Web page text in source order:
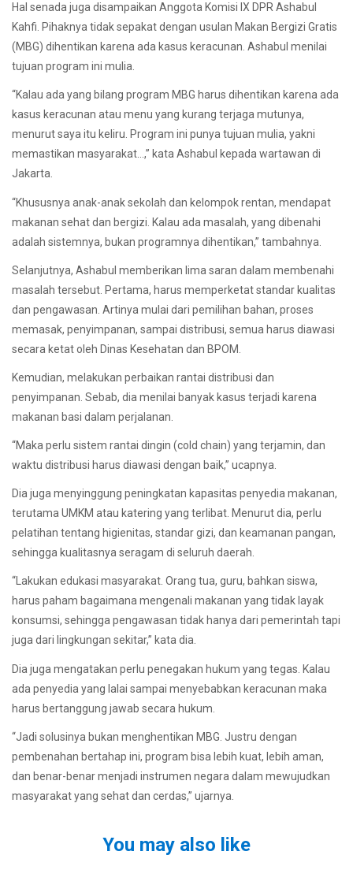
Hal senada juga disampaikan Anggota Komisi IX DPR Ashabul
Kahfi. Pihaknya tidak sepakat dengan usulan Makan Bergizi Gratis
(MBG) dihentikan karena ada kasus keracunan. Ashabul menilai
tujuan program ini mulia.
“Kalau ada yang bilang program MBG harus dihentikan karena ada
kasus keracunan atau menu yang kurang terjaga mutunya,
menurut saya itu keliru. Program ini punya tujuan mulia, yakni
memastikan masyarakat…,” kata Ashabul kepada wartawan di
Jakarta.
“Khususnya anak-anak sekolah dan kelompok rentan, mendapat
makanan sehat dan bergizi. Kalau ada masalah, yang dibenahi
adalah sistemnya, bukan programnya dihentikan,” tambahnya.
Selanjutnya, Ashabul memberikan lima saran dalam membenahi
masalah tersebut. Pertama, harus memperketat standar kualitas
dan pengawasan. Artinya mulai dari pemilihan bahan, proses
memasak, penyimpanan, sampai distribusi, semua harus diawasi
secara ketat oleh Dinas Kesehatan dan BPOM.
Kemudian, melakukan perbaikan rantai distribusi dan
penyimpanan. Sebab, dia menilai banyak kasus terjadi karena
makanan basi dalam perjalanan.
“Maka perlu sistem rantai dingin (cold chain) yang terjamin, dan
waktu distribusi harus diawasi dengan baik,” ucapnya.
Dia juga menyinggung peningkatan kapasitas penyedia makanan,
terutama UMKM atau katering yang terlibat. Menurut dia, perlu
pelatihan tentang higienitas, standar gizi, dan keamanan pangan,
sehingga kualitasnya seragam di seluruh daerah.
“Lakukan edukasi masyarakat. Orang tua, guru, bahkan siswa,
harus paham bagaimana mengenali makanan yang tidak layak
konsumsi, sehingga pengawasan tidak hanya dari pemerintah tapi
juga dari lingkungan sekitar,” kata dia.
Dia juga mengatakan perlu penegakan hukum yang tegas. Kalau
ada penyedia yang lalai sampai menyebabkan keracunan maka
harus bertanggung jawab secara hukum.
“Jadi solusinya bukan menghentikan MBG. Justru dengan
pembenahan bertahap ini, program bisa lebih kuat, lebih aman,
dan benar-benar menjadi instrumen negara dalam mewujudkan
masyarakat yang sehat dan cerdas,” ujarnya.
You may also like